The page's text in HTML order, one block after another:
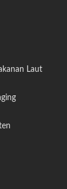
Laut